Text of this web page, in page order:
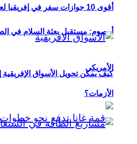
أوصوم: مستقبل بعثة السلام في
الأمريكي
أقوى 10 جوازات سفر في إفريقيا لعام 2026
كيف يمكن تحويل الأسواق
الأزمات؟